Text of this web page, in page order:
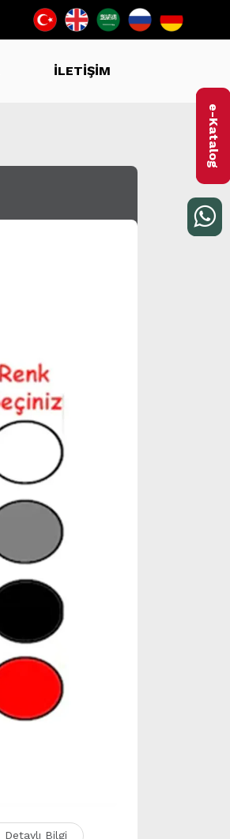
İLETİŞİM
Detaylı Bilgi
e-Katalog